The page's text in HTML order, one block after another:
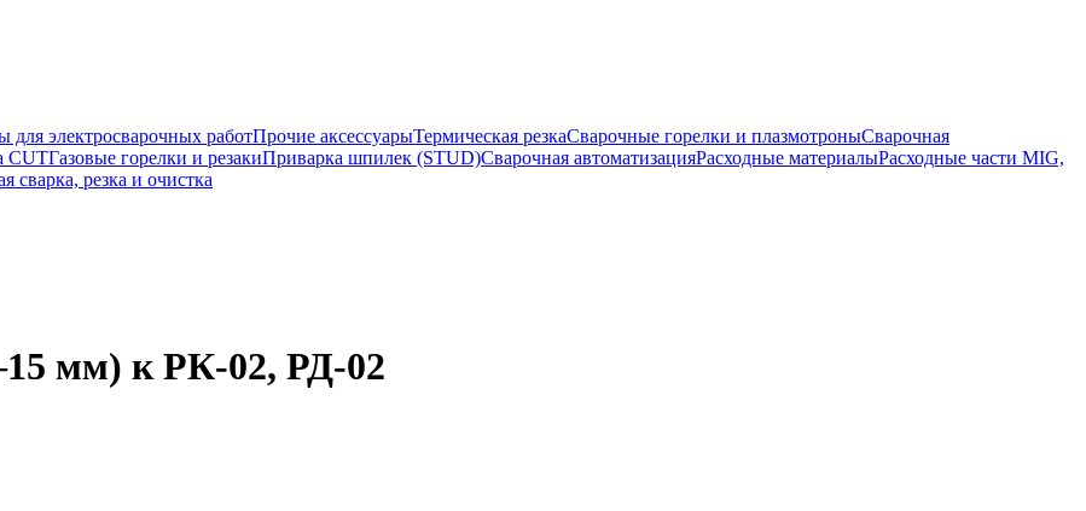
для электросварочных работПрочие аксессуарыТермическая резкаСварочные горелки и плазмотроныСварочная
CUTГазовые горелки и резакиПриварка шпилек (STUD)Сварочная автоматизацияРасходные материалыРасходные части MIG,
сварка, резка и очистка
мм) к РК-02, РД-02